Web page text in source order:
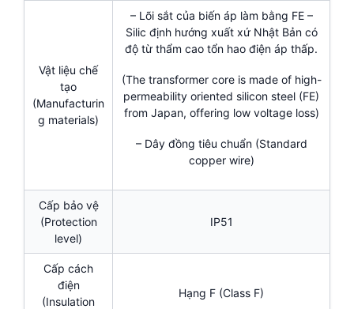
Vật liệu chế
tạo
(Manufacturin
g materials)
– Lõi sắt của biến áp làm bằng FE –
Silic định hướng xuất xứ Nhật Bản có
độ từ thẩm cao tổn hao điện áp thấp.
(The transformer core is made of high-
permeability oriented silicon steel (FE)
from Japan, offering low voltage loss)
– Dây đồng tiêu chuẩn (Standard
copper wire)
Cấp bảo vệ
(Protection
level)
IP51
Cấp cách
điện
(Insulation
Hạng F (Class F)